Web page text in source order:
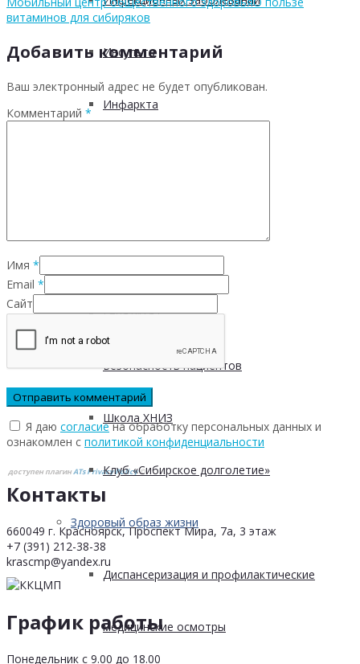
Инсульта
Инфаркта
ХОБЛ
Гепатита С
Безопасность пациентов
Школа ХНИЗ
Клуб «Сибирское долголетие»
Здоровый образ жизни
Диспансеризация и профилактические
медицинские осмотры
витаминов для сибиряков
Добавить комментарий
Ваш электронный адрес не будет опубликован.
Комментарий *
Имя *
Email *
Сайт
Я даю согласиена обработку персональных данных и
ознакомлен с политикой конфиденциальности
доступен плагинATs Privacy Policy©
Контакты
660049 г. Красноярск, Проспект Мира, 7а, 3 этаж
+7 (391) 212-38-38
krascmp@yandex.ru
График работы
Понедельник с 9.00 до 18.00